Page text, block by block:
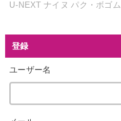
U-NEXT ナイヌ パク・ボゴム
登録
ユーザー名